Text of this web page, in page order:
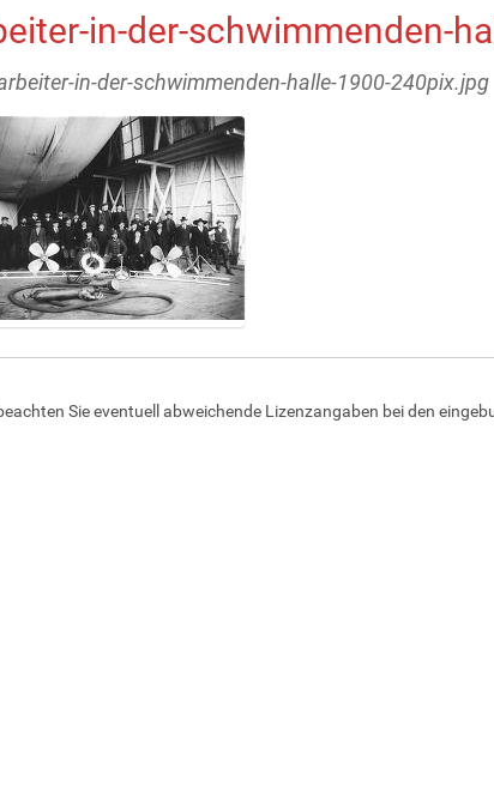
in-der-schwimmenden-
in-der-schwimmenden-halle-1900-240pix.jpg
Sie eventuell abweichende Lizenzangaben bei den